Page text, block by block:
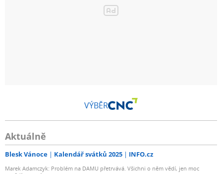
VÝBĚR
Aktuálně
Blesk Vánoce Kalendář svátků 2025 INFO.cz
Marek Adamczyk: Problém na DAMU přetrvává. Všichni o něm vědí, jen moc